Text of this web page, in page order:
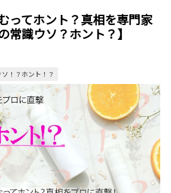
ってホント？真相を専門家
常識ウソ？ホント？】
！？ホント！？